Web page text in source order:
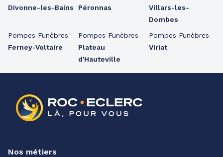
Divonne-les-Bains
Pompes Funèbres
Ferney-Voltaire
Péronnas
Pompes Funèbres
Plateau
d'Hauteville
Villars-les-
Dombes
Pompes Funèbres
Viriat
Nos métiers